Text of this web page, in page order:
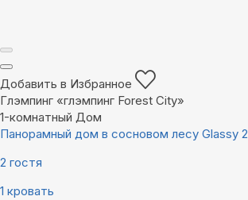
Добавить в Избранное
Глэмпинг «глэмпинг Forest City»
1-комнатный Дом
Панорамный дом в сосновом лесу Glassy 2
2 гостя
1 кровать